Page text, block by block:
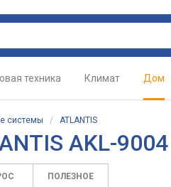
техника Климат Дом
системы / ATLANTIS
AKL-9004
ПОЛЕЗНОЕ